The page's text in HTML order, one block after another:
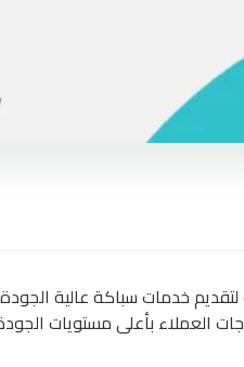
لتقديم خدمات سباكة عالية
العملاء بأعلى مستويات